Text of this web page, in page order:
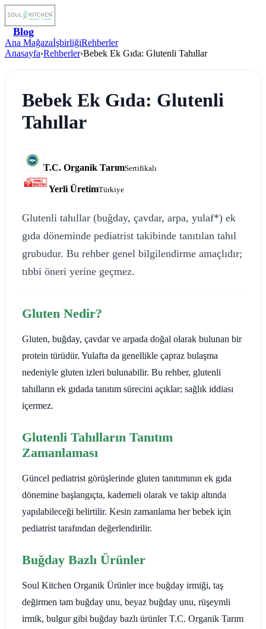
Blog
Ana MağazaİşbirliğiRehberler
Anasayfa›Rehberler›Bebek Ek Gıda: Glutenli Tahıllar
Bebek Ek Gıda: Glutenli
Tahıllar
T.C. Organik TarımSertifikalı
Yerli ÜretimTürkiye
Glutenli tahıllar (buğday, çavdar, arpa, yulaf*) ek
gıda döneminde pediatrist takibinde tanıtılan tahıl
grubudur. Bu rehber genel bilgilendirme amaçlıdır;
tıbbi öneri yerine geçmez.
Gluten Nedir?
Gluten, buğday, çavdar ve arpada doğal olarak bulunan bir
protein türüdür. Yulafta da genellikle çapraz bulaşma
nedeniyle gluten izleri bulunabilir. Bu rehber, glutenli
tahılların ek gıdada tanıtım sürecini açıklar; sağlık iddiası
içermez.
Glutenli Tahılların Tanıtım
Zamanlaması
Güncel pediatrist görüşlerinde gluten tanıtımının ek gıda
dönemine başlangıçta, kademeli olarak ve takip altında
yapılabileceği belirtilir. Kesin zamanlama her bebek için
pediatrist tarafından değerlendirilir.
Buğday Bazlı Ürünler
Soul Kitchen Organik Ürünler ince buğday irmiği, taş
değirmen tam buğday unu, beyaz buğday unu, rüşeymli
irmik, bulgur gibi buğday bazlı ürünler T.C. Organik Tarım